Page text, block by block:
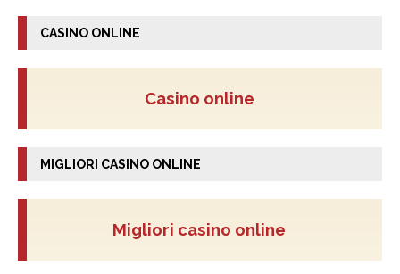
CASINO ONLINE
Casino online
MIGLIORI CASINO ONLINE
Migliori casino online